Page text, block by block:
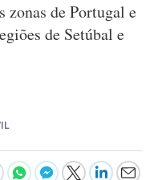
zonas de Portugal e
de Setúbal e